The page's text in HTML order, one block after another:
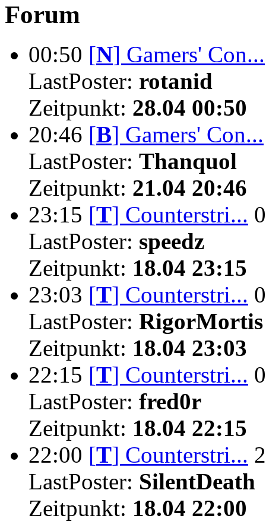
Forum
00:50 [N] Gamers' Con...
LastPoster: rotanid
Zeitpunkt: 28.04 00:50
20:46 [B] Gamers' Con...
LastPoster: Thanquol
Zeitpunkt: 21.04 20:46
23:15 [T] Counterstri... 0
LastPoster: speedz
Zeitpunkt: 18.04 23:15
23:03 [T] Counterstri... 0
LastPoster: RigorMortis
Zeitpunkt: 18.04 23:03
22:15 [T] Counterstri... 0
LastPoster: fred0r
Zeitpunkt: 18.04 22:15
22:00 [T] Counterstri... 2
LastPoster: SilentDeath
Zeitpunkt: 18.04 22:00